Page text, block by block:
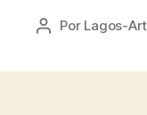
Autor
Por Lagos-